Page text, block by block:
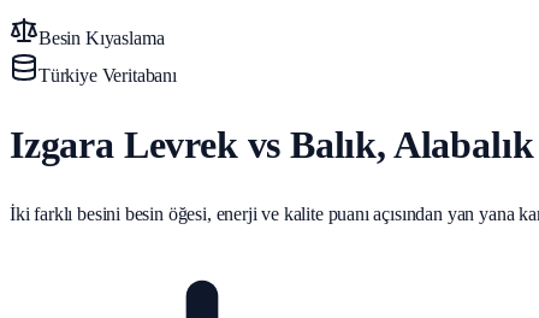
Besin Kıyaslama
Türkiye Veritabanı
Izgara Levrek vs Balık, Alabalık
İki farklı besini besin öğesi, enerji ve kalite puanı açısından yan yana